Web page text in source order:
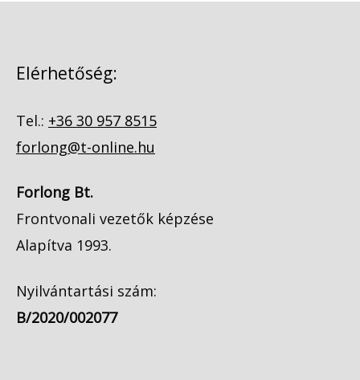
Elérhetőség:
Tel.: +36 30 957 8515
forlong@t-online.hu
Forlong Bt.
Frontvonali vezetők képzése
Alapítva 1993.
Nyilvántartási szám:
B/2020/002077